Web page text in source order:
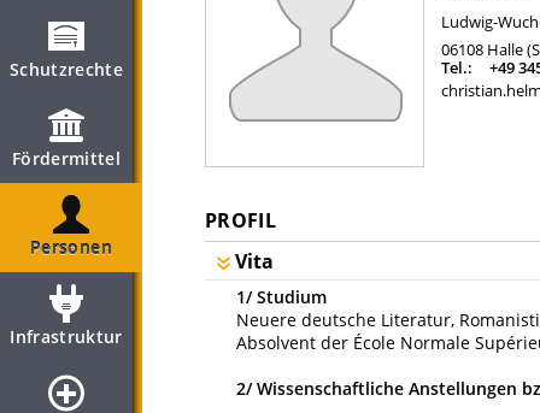
Schutzrechte
Fördermittel
Personen
Infrastruktur
Ludwig-
06108 Halle
Tel.:
+49
PROFIL
Vita
1/ Studium
Neuere deutsche Literatur,
Absolvent der École Normale
2/ Wissenschaftliche Anstellungen